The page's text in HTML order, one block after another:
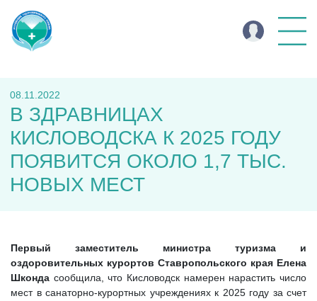
08.11.2022
В ЗДРАВНИЦАХ
КИСЛОВОДСКА К 2025 ГОДУ
ПОЯВИТСЯ ОКОЛО 1,7 ТЫС.
НОВЫХ МЕСТ
Первый заместитель министра туризма и
оздоровительных курортов Ставропольского края Елена
Шконда сообщила, что Кисловодск намерен нарастить число
мест в санаторно-курортных учреждениях к 2025 году за счет